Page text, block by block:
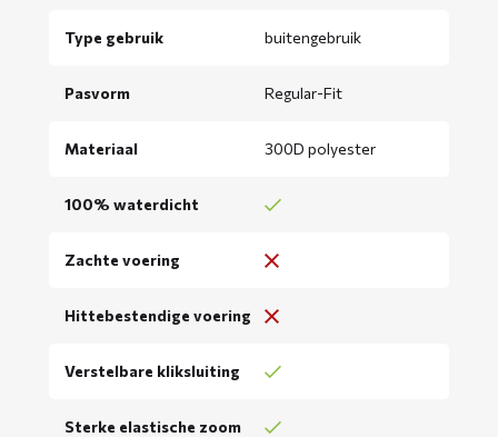
Type gebruik buitengebruik
Pasvorm Regular-Fit
Materiaal 300D polyester
100% waterdicht
Zachte voering
Hittebestendige voering
Verstelbare kliksluiting
Sterke elastische zoom